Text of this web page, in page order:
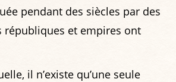
pendant des siècles par des
républiques et empires ont
il n’existe qu’une seule